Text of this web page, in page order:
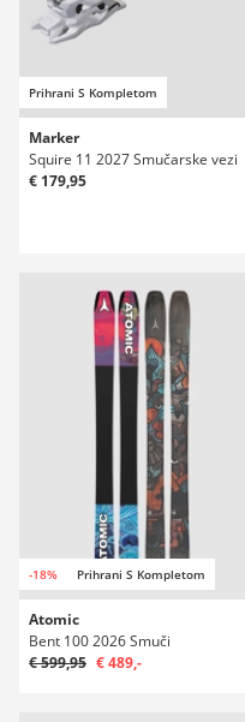
Prihrani S Kompletom
Marker
Squire 11 2027 Smučarske vezi
€ 179,95
-18% Prihrani S Kompletom
Atomic
Bent 100 2026 Smuči
€ 599,95 € 489,-